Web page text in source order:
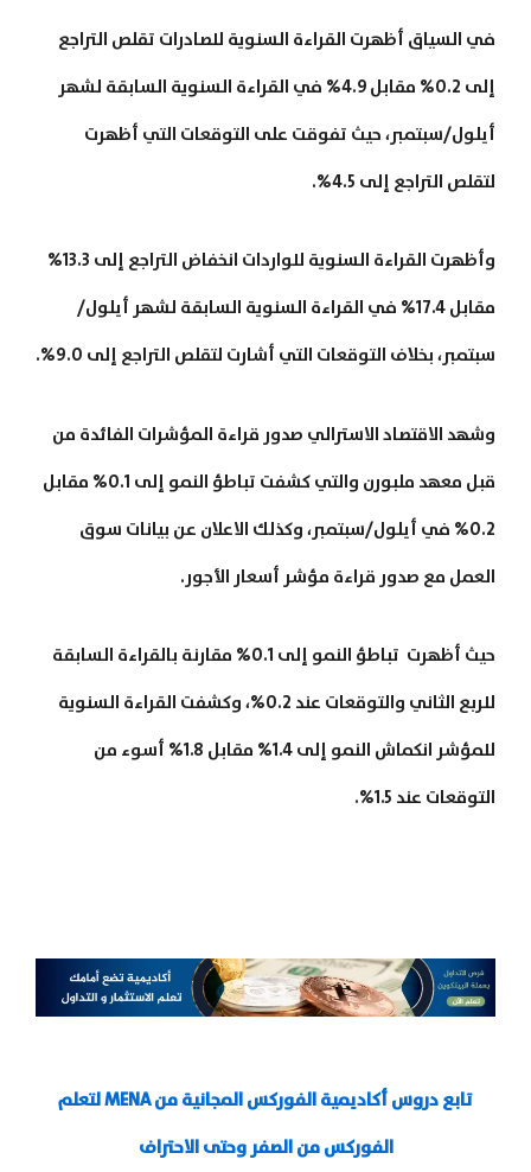
في السياق أظهرت القراءة السنوية للصادرات تقلص التراجع
إلى 0.2% مقابل 4.9% في القراءة السنوية السابقة لشهر
أيلول/سبتمبر، حيث تفوقت على التوقعات التي أظهرت
لتقلص التراجع إلى 4.5%.
وأظهرت القراءة السنوية للواردات انخفاض التراجع إلى 13.3%
مقابل 17.4% في القراءة السنوية السابقة لشهر أيلول/
سبتمبر، بخلاف التوقعات التي أشارت لتقلص التراجع إلى 9.0%.
وشهد الاقتصاد الاسترالي صدور قراءة المؤشرات الفائدة من
قبل معهد ملبورن والتي كشفت تباطؤ النمو إلى 0.1% مقابل
0.2% في أيلول/سبتمبر، وكذلك الاعلان عن بيانات سوق
العمل مع صدور قراءة مؤشر أسعار الأجور.
حيث أظهرت تباطؤ النمو إلى 0.1% مقارنة بالقراءة السابقة
للربع الثاني والتوقعات عند 0.2%، وكشفت القراءة السنوية
للمؤشر انكماش النمو إلى 1.4% مقابل 1.8% أسوء من
التوقعات عند 1.5%.
تابع دروس أكاديمية الفوركس المجانية من MENA لتعلم
الفوركس من الصفر وحتى الاحتراف